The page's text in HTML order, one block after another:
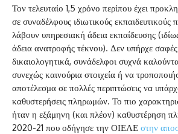
Τον τελευταίο 1,5 χρόνο περίπου έχει
σε συναδέλφους ιδιωτικούς εκπαιδευτικούς
λάβουν υπηρεσιακή άδεια εκπαίδευσης
άδεια ανατροφής τέκνου). Δεν υπήρχε σαφές
δικαιολογητικά, συνάδελφοι συχνά
συνεχώς καινούρια στοιχεία ή να
αποτέλεσμα σε πολλές περιπτώσεις να
καθυστερήσεις πληρωμών. Το πιο
ήταν η εξάμηνη (και πλέον) καθυστέρηση
2020-21 που οδήγησε την ΟΙΕΛΕ στην